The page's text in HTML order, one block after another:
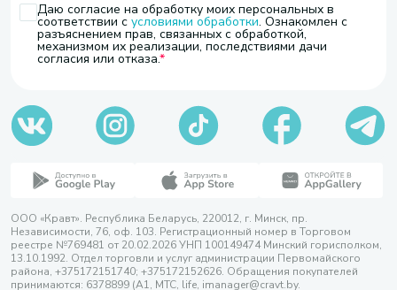
Даю согласие на обработку моих персональных в
соответствии с условиями обработки. Ознакомлен с
разъяснением прав, связанных с обработкой,
механизмом их реализации, последствиями дачи
согласия или отказа.
ООО «Кравт». Республика Беларусь, 220012, г. Минск, пр.
Независимости, 76, оф. 103. Регистрационный номер в Торговом
реестре №769481 от 20.02.2026 УНП 100149474 Минский горисполком,
13.10.1992. Отдел торговли и услуг администрации Первомайского
района, +375172151740; +375172152626. Обращения покупателей
принимаются: 6378899 (А1, МТС, life, imanager@cravt.by.